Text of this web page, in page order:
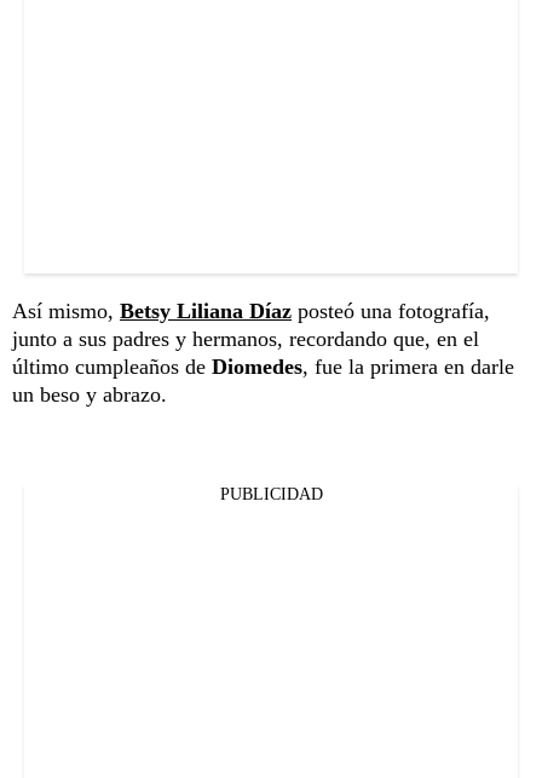
Así mismo, Betsy Liliana Díaz posteó una fotografía,
junto a sus padres y hermanos, recordando que, en el
último cumpleaños de Diomedes, fue la primera en darle
un beso y abrazo.
PUBLICIDAD